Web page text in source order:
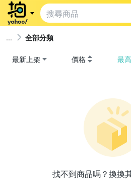
全部分類
最新上架 價格 最
找不到商品嗎？換換